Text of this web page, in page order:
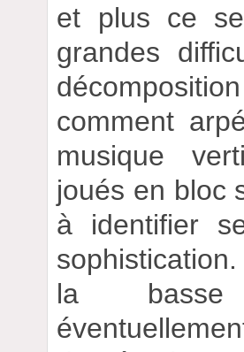
et plus ce
grandes
comment
musique
joués en bloc
à identifier
la